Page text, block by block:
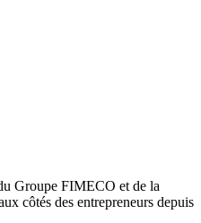
Groupe FIMECO et de la
côtés des entrepreneurs depuis